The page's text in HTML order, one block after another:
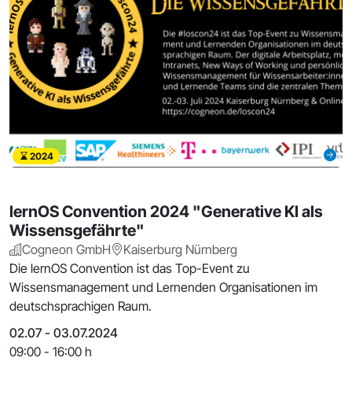
2024
lernOS Convention 2024 "Generative KI als
Wissensgefährte"
Cogneon GmbH
Kaiserburg Nürnberg
Die lernOS Convention ist das Top-Event zu
Wissensmanagement und Lernenden Organisationen im
deutschsprachigen Raum.
02.07 - 03.07.2024
09:00 - 16:00 h